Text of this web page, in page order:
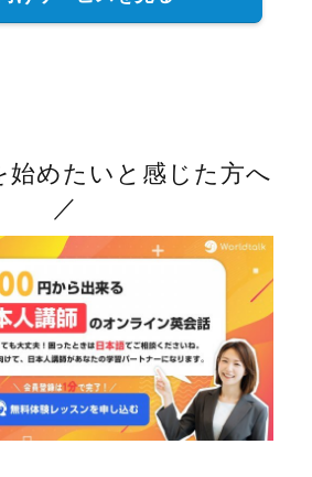
始めたいと感じた方へ
／